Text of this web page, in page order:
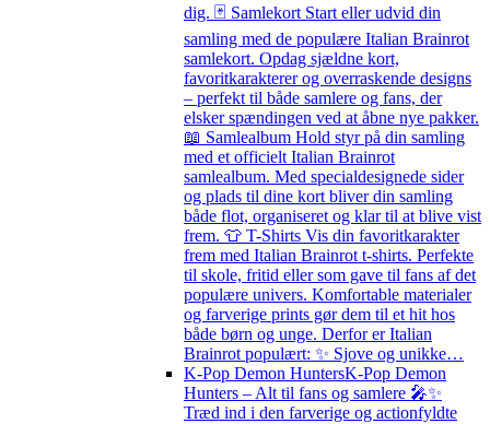
dig. 🃏 Samlekort Start eller udvid din
samling med de populære Italian Brainrot
samlekort. Opdag sjældne kort,
favoritkarakterer og overraskende designs
– perfekt til både samlere og fans, der
elsker spændingen ved at åbne nye pakker.
📖 Samlealbum Hold styr på din samling
med et officielt Italian Brainrot
samlealbum. Med specialdesignede sider
og plads til dine kort bliver din samling
både flot, organiseret og klar til at blive vist
frem. 👕 T-Shirts Vis din favoritkarakter
frem med Italian Brainrot t-shirts. Perfekte
til skole, fritid eller som gave til fans af det
populære univers. Komfortable materialer
og farverige prints gør dem til et hit hos
både børn og unge. Derfor er Italian
Brainrot populært: ✨ Sjove og unikke…
K-Pop Demon HuntersK-Pop Demon
Hunters – Alt til fans og samlere 🎤✨
Træd ind i den farverige og actionfyldte